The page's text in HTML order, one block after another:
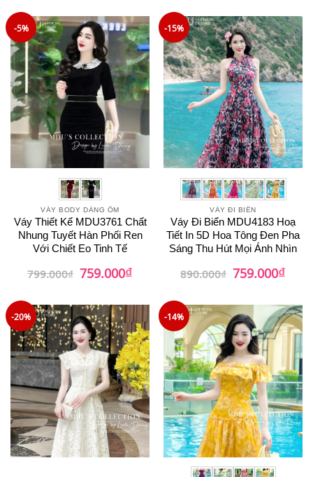
759.000₫.
-5%
VÁY BODY DÁNG ÔM
Váy Thiết Kế MDU3761 Chất
Nhung Tuyết Hàn Phối Ren
Với Chiết Eo Tinh Tế
799.000₫ Giá
gốc
759.000₫Giá
hiện
759.000₫.
-15%
VÁY ĐI BIỂN
Váy Đi Biển MDU4183 Hoạ
Tiết In 5D Hoa Tông Đen Pha
Sáng Thu Hút Mọi Ánh Nhìn
890.000₫ Giá
gốc
759.000₫Giá
hiện
-20% -14%